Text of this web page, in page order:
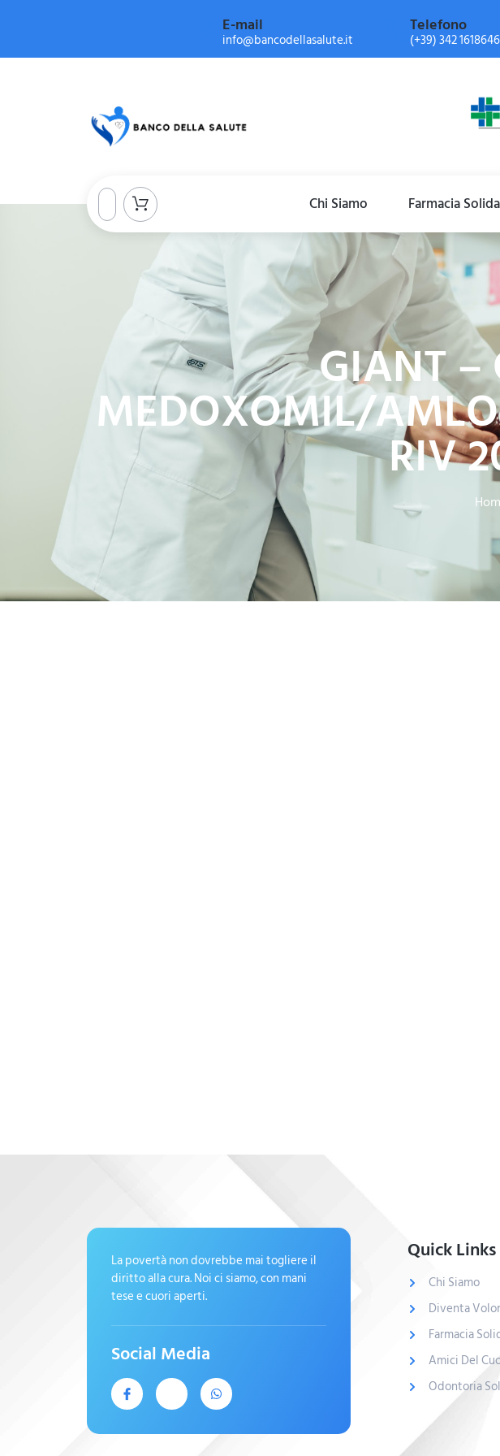
E-mail
info@bancodellasalute.it
Telefono
(+39) 342 1618646
Chi Siamo Farmacia
GIANT –
MEDOXOMIL/
RIV
La povertà non dovrebbe mai togliere il
diritto alla cura. Noi ci siamo, con mani
tese e cuori aperti.
Social Media
Quick Links
Chi Siamo
Diventa
Farmacia
Amici Del
Odontoria